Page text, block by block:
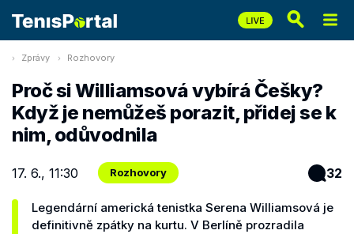
Zprávy Rozhovory
Proč si Williamsová vybírá Češky?
Když je nemůžeš porazit, přidej se k
nim, odůvodnila
17. 6., 11:30 Rozhovory 32
Legendární americká tenistka Serena Williamsová je
definitivně zpátky na kurtu. V Berlíně prozradila